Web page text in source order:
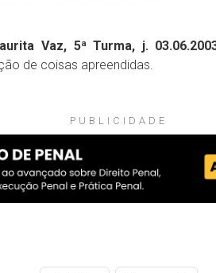
Vaz, 5ª Turma, j.
de coisas apreendidas.
PUBLICIDADE